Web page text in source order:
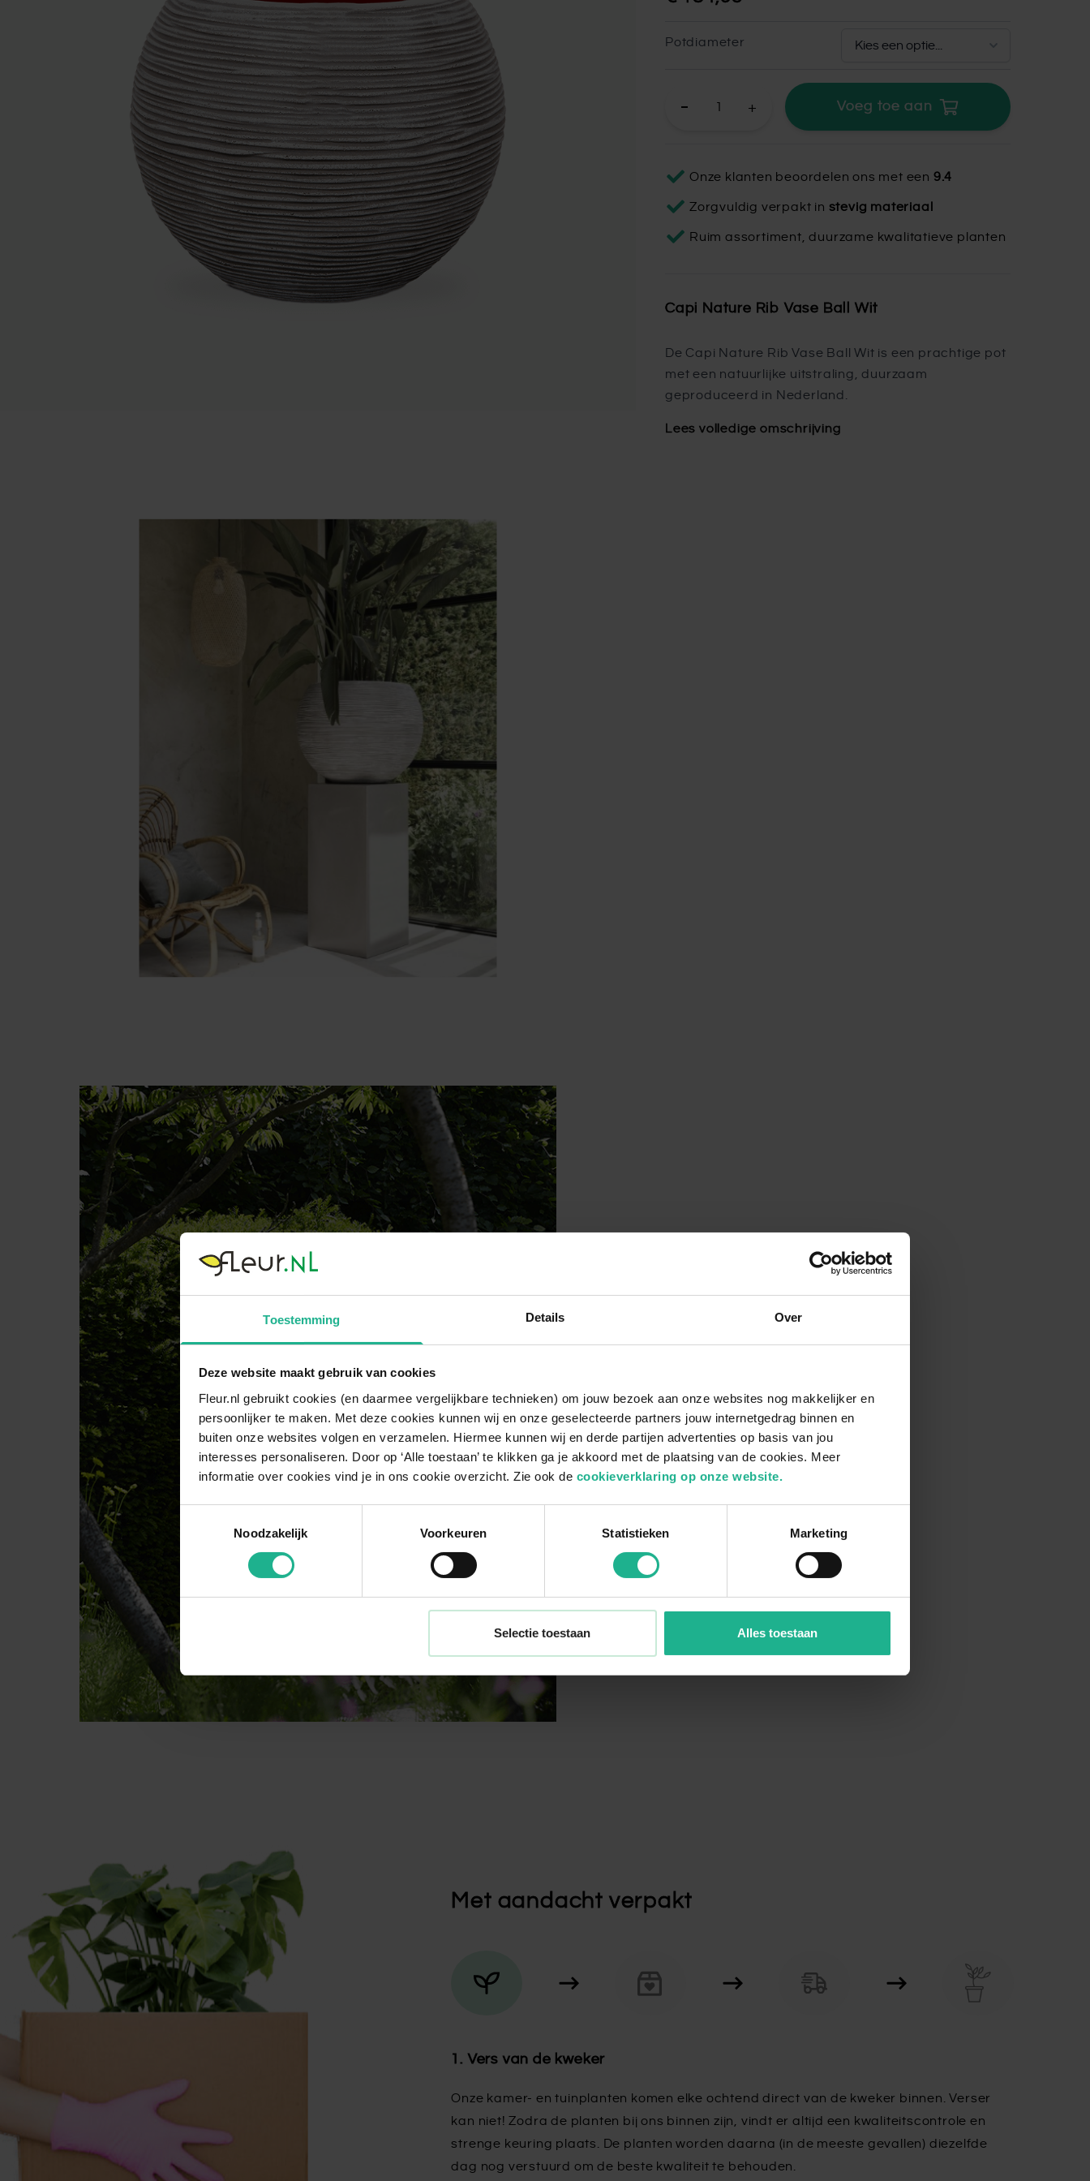
Toestemming Details Over
Deze website maakt gebruik van cookies
Fleur.nl gebruikt cookies (en daarmee vergelijkbare technieken) om jouw bezoek aan onze websites nog makkelijker en
persoonlijker te maken. Met deze cookies kunnen wij en onze geselecteerde partners jouw internetgedrag binnen en
buiten onze websites volgen en verzamelen. Hiermee kunnen wij en derde partijen advertenties op basis van jou
interesses personaliseren. Door op ‘Alle toestaan’ te klikken ga je akkoord met de plaatsing van de cookies. Meer
informatie over cookies vind je in ons cookie overzicht. Zie ook de cookieverklaring op onze website.
Noodzakelijk
Voorkeuren Statistieken Marketing
Selectie toestaan Alles toestaan
Potdiameter
+ Voeg toe aan
Onze klanten beoordelen ons met een 9.4
Zorgvuldig verpakt in stevig materiaal
Ruim assortiment, duurzame kwalitatieve planten
Capi Nature Rib Vase Ball Wit
De Capi Nature Rib Vase Ball Wit is een prachtige pot
met een natuurlijke uitstraling, duurzaam
geproduceerd in Nederland.
Lees volledige omschrijving
Met aandacht verpakt
1. Vers van de kweker
Onze kamer- en tuinplanten komen elke ochtend direct van de kweker binnen. Verser
kan niet! Zodra de planten bij ons binnen zijn, vindt er altijd een kwaliteitscontrole en
strenge keuring plaats. De planten worden daarna (in de meeste gevallen) diezelfde
dag nog verstuurd om de beste kwaliteit te behouden.